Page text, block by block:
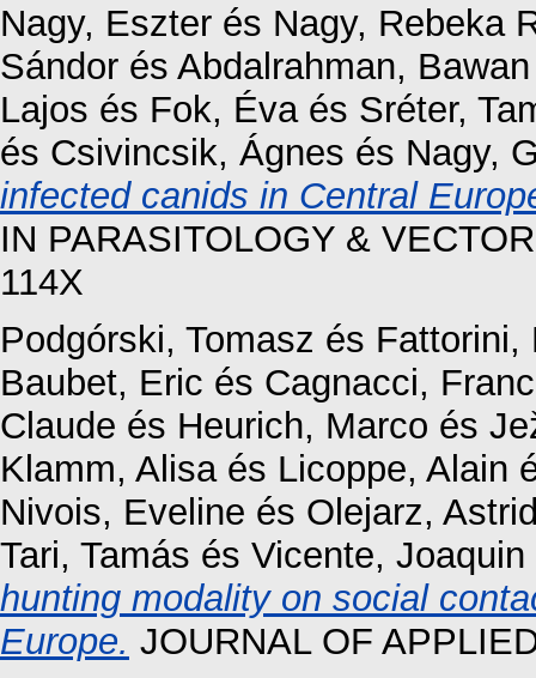
Nagy, Eszter és Nagy, Rebeka
Sándor és Abdalrahman,
Lajos és Fok, Évaés Sréter,
és Csivincsik, Ágnes és Nagy,
infected canids in Central
IN PARASITOLOGY &
114X
Podgórski, Tomasz és Fattorini,
Baubet, Eric és Cagnacci,
Claude és Heurich, Marco és
Klamm, Alisaés Licoppe, Alain
Nivois, Eveline és Olejarz,
Tari, Tamás és Vicente, Joaquin
hunting modality on social
Europe. JOURNAL OF